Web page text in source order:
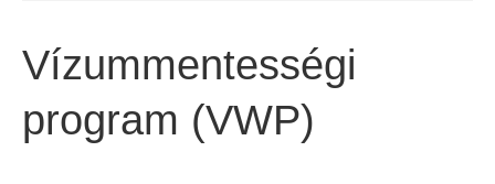
Követelmény
FAQ
Vízummentességi
program (VWP)